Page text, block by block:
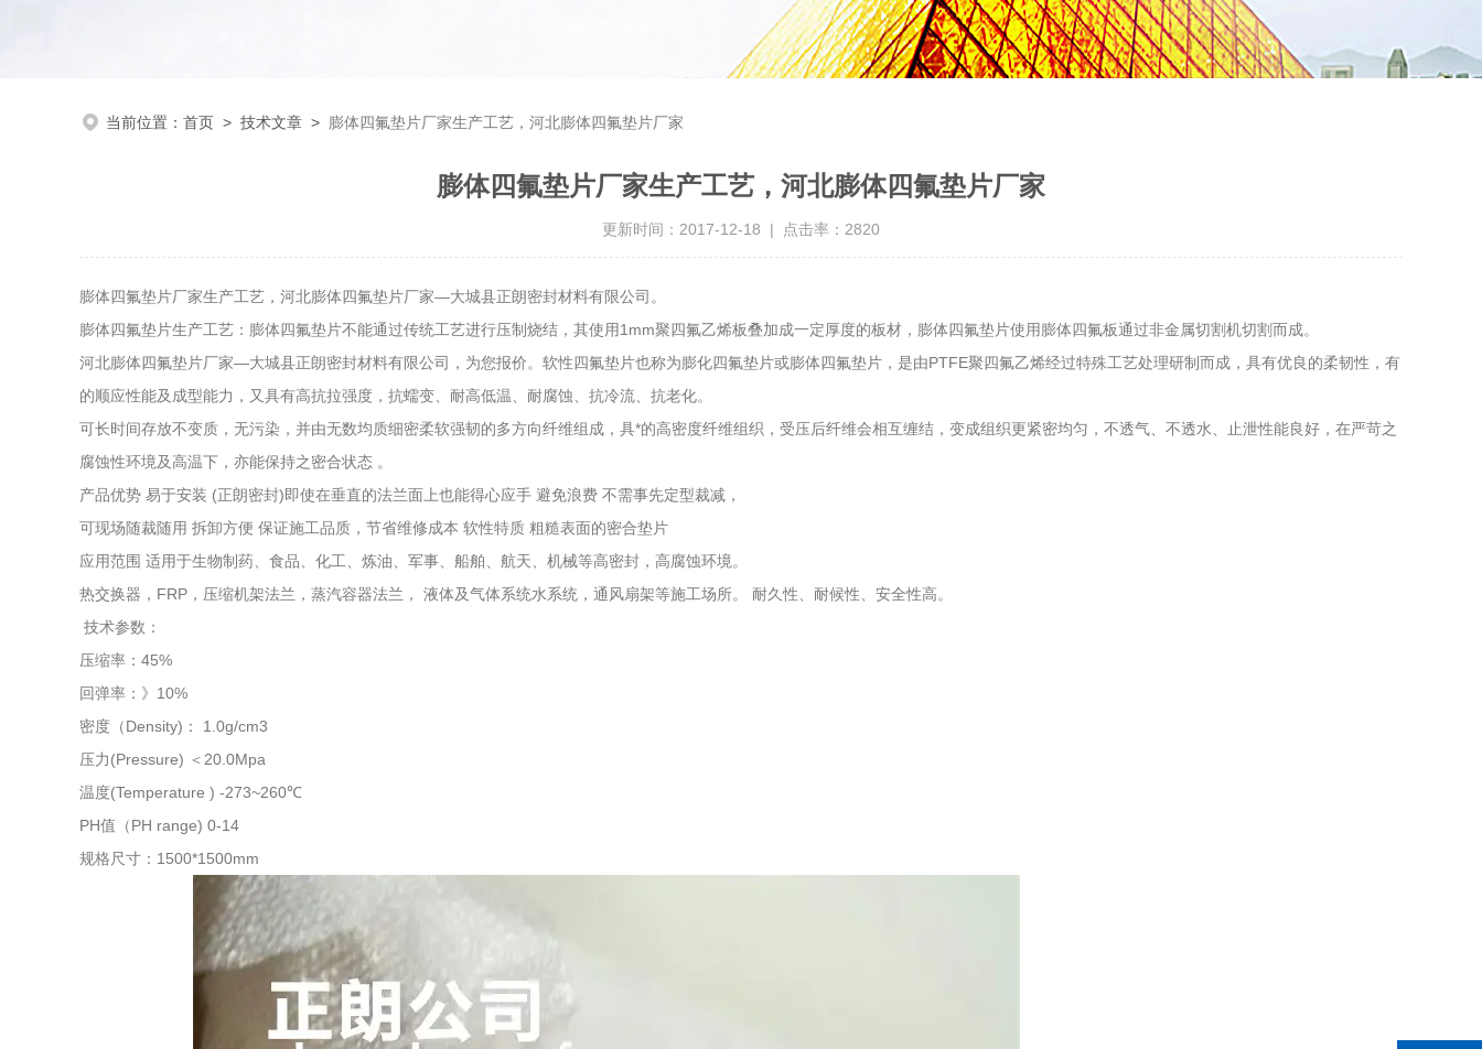
当前位置： 首页 > 技术文章 > 膨体四氟垫片厂家生产工艺，河北膨体四氟垫片厂家
膨体四氟垫片厂家生产工艺，河北膨体四氟垫片厂家
更新时间：2017-12-18 | 点击率：2820
膨体四氟垫片厂家生产工艺，河北膨体四氟垫片厂家—大城县正朗密封材料有限公司。
膨体四氟垫片生产工艺：膨体四氟垫片不能通过传统工艺进行压制烧结，其使用1mm聚四氟乙烯板叠加成一定厚度的板材，膨体四氟垫片使用膨体四氟板通过非金属切割机切割而成。
河北膨体四氟垫片厂家—大城县正朗密封材料有限公司，为您报价。软性四氟垫片也称为膨化四氟垫片或膨体四氟垫片，是由PTFE聚四氟乙烯经过特殊工艺处理研制而成，具有优良的柔韧性，有
的顺应性能及成型能力，又具有高抗拉强度，抗蠕变、耐高低温、耐腐蚀、抗冷流、抗老化。
可长时间存放不变质，无污染，并由无数均质细密柔软强韧的多方向纤维组成，具*的高密度纤维组织，受压后纤维会相互缠结，变成组织更紧密均匀，不透气、不透水、止泄性能良好，在严苛之
腐蚀性环境及高温下，亦能保持之密合状态 。
产品优势 易于安装 (正朗密封)即使在垂直的法兰面上也能得心应手 避免浪费 不需事先定型裁减，
可现场随裁随用 拆卸方便 保证施工品质，节省维修成本 软性特质 粗糙表面的密合垫片
应用范围 适用于生物制药、食品、化工、炼油、军事、船舶、航天、机械等高密封，高腐蚀环境。
热交换器，FRP，压缩机架法兰，蒸汽容器法兰， 液体及气体系统水系统，通风扇架等施工场所。 耐久性、耐候性、安全性高。
技术参数：
压缩率：45%
回弹率：》10%
密度（Density)： 1.0g/cm3
压力(Pressure) ＜20.0Mpa
温度(Temperature ) -273~260℃
PH值（PH range) 0-14
规格尺寸：1500*1500mm